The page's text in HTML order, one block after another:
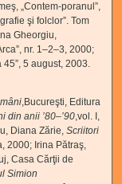
„Contem-poranul”,
şi folclor”. Tom
Gheorgiu,
nr. 1–2–3, 2000;
5 august, 2003.
,Bucureşti, Editura
din anii ’80–’90,vol. I,
Diana Zărie, Scriitori
2000; Irina Pătraş,
Casa Cărţii de
Simion